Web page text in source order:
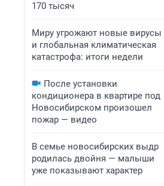
170 тысяч
Миру угрожают новые вирусы
и глобальная климатическая
катастрофа: итоги недели
После установки
кондиционера в квартире под
Новосибирском произошел
пожар — видео
В семье новосибирских выдр
родилась двойня — малыши
уже показывают характер